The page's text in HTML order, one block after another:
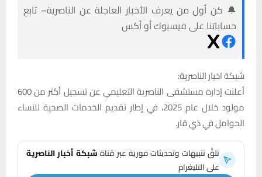
🔔 كن أول من يعرف الأخبار العاجلة عن الناصرية– تابع
حساباتنا على فيسبوك أو أكس
شبكة اخبار الناصرية:
أعلنت إدارة مستشفى الناصرية التعليمي عن تسجيل أكثر من 600
مولود خلال عام 2025، في إطار تقديم الخدمات الصحية للنساء
الحوامل في ذي قار.
تلقَّ تنبيهات وتحديثات فورية عبر قناةشبكة أخبار الناصرية
على التليغرام